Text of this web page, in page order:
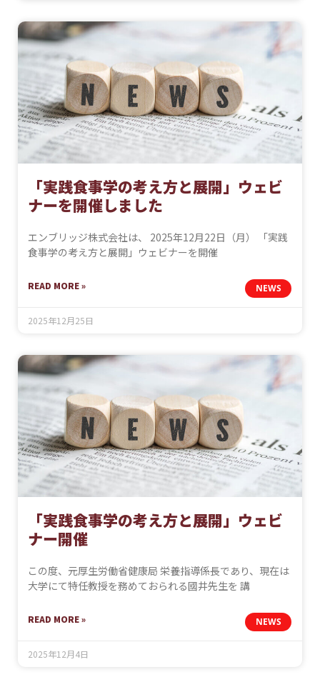
NEWS
「実践食事学の考え方と展開」ウェビ
ナーを開催しました
エンブリッジ株式会社は、 2025年12月22日（月） 「実践
食事学の考え方と展開」ウェビナーを開催
READ MORE »
2025年12月25日
NEWS
「実践食事学の考え方と展開」ウェビ
ナー開催
この度、元厚生労働省健康局 栄養指導係長であり、現在は
大学にて特任教授を務めておられる國井先生を 講
READ MORE »
2025年12月4日